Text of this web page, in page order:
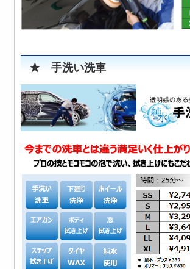
★ 手洗い洗車